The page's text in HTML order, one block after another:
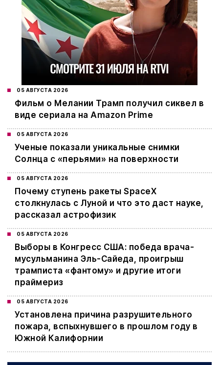
05 АВГУСТА 2026
Фильм о Мелании Трамп получил сиквел в
виде сериала на Amazon Prime
05 АВГУСТА 2026
Ученые показали уникальные снимки
Солнца с «перьями» на поверхности
05 АВГУСТА 2026
Почему ступень ракеты SpaceX
столкнулась с Луной и что это даст науке,
рассказал астрофизик
05 АВГУСТА 2026
Выборы в Конгресс США: победа врача-
мусульманина Эль-Сайеда, проигрыш
трамписта «фантому» и другие итоги
праймериз
05 АВГУСТА 2026
Установлена причина разрушительного
пожара, вспыхнувшего в прошлом году в
Южной Калифорнии